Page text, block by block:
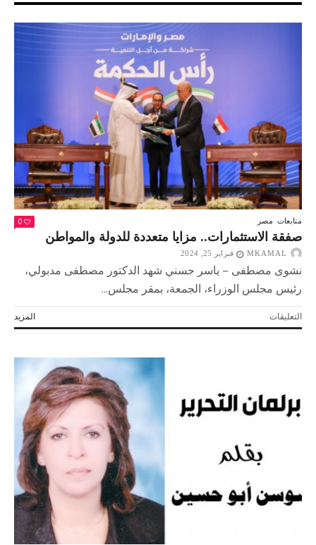
متابعات مصر 0
صفقة الاستثمارات.. مزايا متعددة للدولة والمواطن
MKAMAL فبراير 25, 2024
نشوى مصطفى – ياسر حسني شهد الدكتور مصطفى مدبولي،
رئيس مجلس الوزراء، الجمعة، بمقر مجلس...
المزيد التعليقاتعلى
صفقة
والمواطن
مغلقة